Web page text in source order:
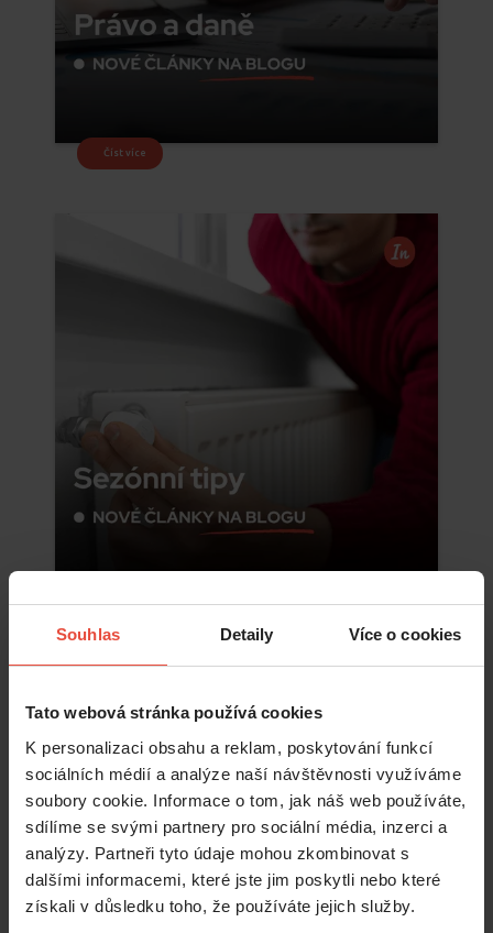
Souhlas Detaily Více o cookies
Tato webová stránka používá cookies
K personalizaci obsahu a reklam, poskytování funkcí
sociálních médií a analýze naší návštěvnosti využíváme
soubory cookie. Informace o tom, jak náš web používáte,
sdílíme se svými partnery pro sociální média, inzerci a
analýzy. Partneři tyto údaje mohou zkombinovat s
dalšími informacemi, které jste jim poskytli nebo které
získali v důsledku toho, že používáte jejich služby.
Číst více
Číst více